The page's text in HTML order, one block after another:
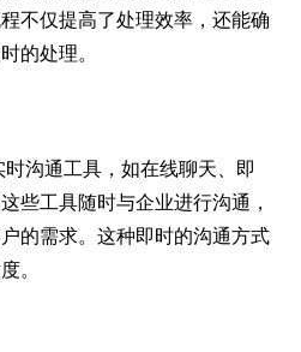
不仅提高了处理效率，还能确
的处理。
沟通工具，如在线聊天、即
些工具随时与企业进行沟通，
的需求。这种即时的沟通方式
。